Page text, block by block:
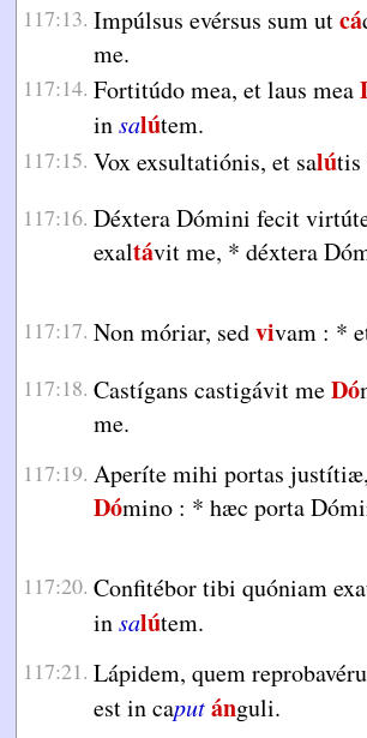
117:13. Impúlsus evérsus sum utcá
me.
117:14. Fortitúdo mea, et laus mea
insalútem.
117:15. Vox exsultatiónis, et salútis
117:16. Déxtera Dómini fecit
exaltávit me, * déxtera
117:17. Non móriar, sedvivam : *
117:18. Castígans castigávit meDó
me.
117:19. Aperíte mihi portas justítiæ,
Dómino : * hæc porta
117:20. Confitébor tibi quóniam
insalútem.
117:21. Lápidem, quem
est in caputánguli.